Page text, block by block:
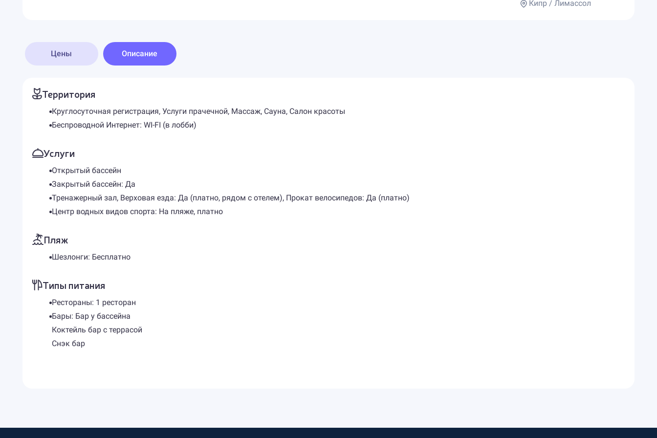
Кипр / Лимассол
Цены Описание
Территория
Круглосуточная регистрация, Услуги прачечной, Массаж, Сауна, Салон красоты
Беспроводной Интернет: WI-FI (в лобби)
Услуги
Открытый бассейн
Закрытый бассейн: Да
Тренажерный зал, Верховая езда: Да (платно, рядом с отелем), Прокат велосипедов: Да (платно)
Центр водных видов спорта: На пляже, платно
Пляж
Шезлонги: Бесплатно
Типы питания
Рестораны: 1 ресторан
Бары: Бар у бассейна
Коктейль бар с террасой
Снэк бар